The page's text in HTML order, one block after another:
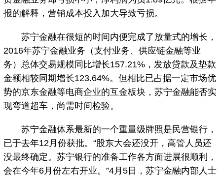
报的解释，营销成本投入加大导致亏损。
苏宁金融在很短的时间内便完成了放量式的增长，
2016年苏宁金融业务（支付业务、供应链金融等业
务）总体交易规模同比增长157.21%，发放贷款及垫款
金额相较同期增长123.64%。但相比已占据一定市场优
势的京东金融等电商企业的互金板块，苏宁金融能否实
现弯道超车，尚需时间检验。
苏宁金融体系最新的一个重量级牌照是民营银行，
已于去年12月份获批。“股东大会还没开，高管人员还
没最终确定。苏宁银行的准备工作各方面进展很顺利，
会在今年6月份左右开业。”4月5日，苏宁金融内部人士